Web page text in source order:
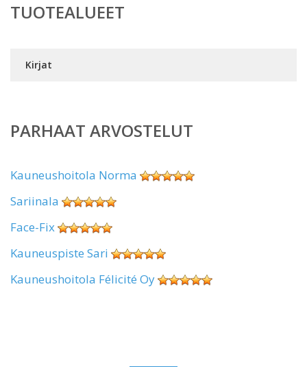
TUOTEALUEET
Kirjat
PARHAAT ARVOSTELUT
Kauneushoitola Norma
Sariinala
Face-Fix
Kauneuspiste Sari
Kauneushoitola Félicité Oy